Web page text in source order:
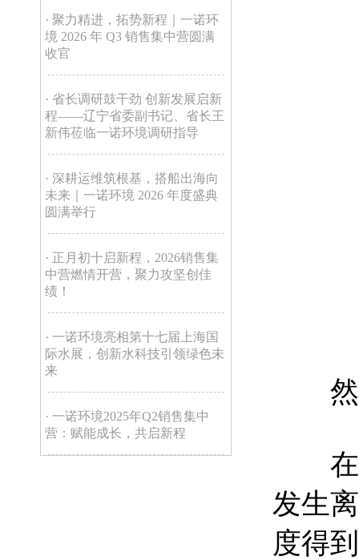
· 聚力精进，拓势新程｜一诺环
境 2026 年 Q3 销售集中营圆满
收官
· 省长调研鼓干劲 创新发展启新
程——辽宁省委副书记、省长王
新伟莅临一诺环境调研指导
· 深耕运维筑根基，搭船出海向
未来｜一诺环境 2026 年度盛典
圆满举行
· 正月初十启新程，2026销售集
中营燃情开营，聚力攻坚创佳
绩！
· 一诺环境亮相第十七届上海国
际水展，创新水科技引领绿色未
来
· 一诺环境2025年Q2销售集中
营：赋能成长，共启新程
然后
在净
发生
度得